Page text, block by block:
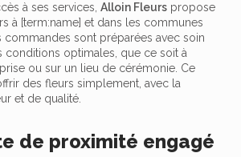
à ses services, Alloin Fleurs propose
à [term:name] et dans les communes
commandes sont préparées avec soin
conditions optimales, que ce soit à
ou sur un lieu de cérémonie. Ce
des fleurs simplement, avec la
et de qualité.
de proximité engagé